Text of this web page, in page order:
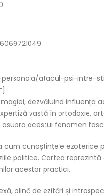
personala/atacul-psi-intre-
dezvăluind influența
vastă în ortodoxie,
acestui fenomen
cum cunoștințele ezoterice
politice. Cartea reprezintă
acestor practici.
plină de ezitări și